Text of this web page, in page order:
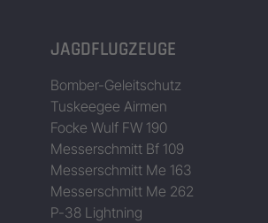
JAGDFLUGZEUGE
Bomber-Geleitschutz
Tuskeegee Airmen
Focke Wulf FW 190
Messerschmitt Bf 109
Messerschmitt Me 163
Messerschmitt Me 262
P-38 Lightning